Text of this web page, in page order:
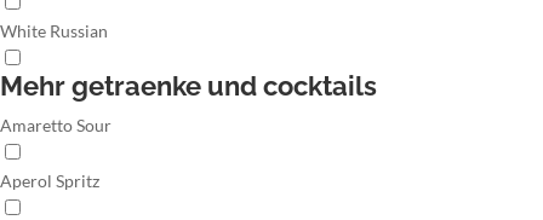
White Russian
Mehr getraenke und cocktails
Amaretto Sour
Aperol Spritz